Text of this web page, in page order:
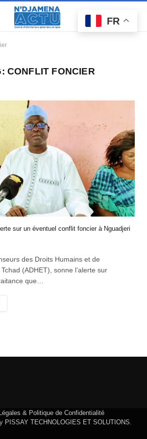
CONFLIT FONCIER
sur un éventuel conflit foncier à Nguadjeri
des Droits Humains et de
(ADHET), sonne l’alerte sur
que…
& Politique de Confidentialité
PISSAY TECHNOLOGIES ET SOLUTIONS
FR